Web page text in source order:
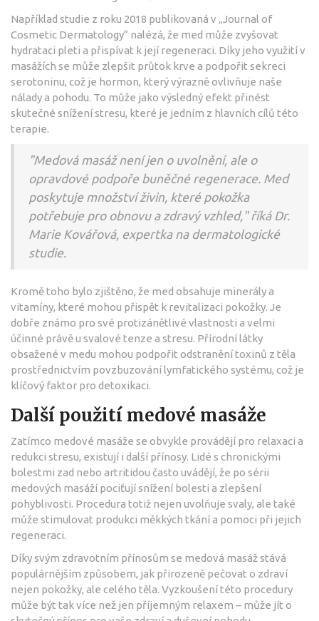
Například studie z roku 2018 publikovaná v „Journal of
Cosmetic Dermatology“ nalézá, že med může zvyšovat
hydrataci pleti a přispívat k její regeneraci. Díky jeho využití v
masážích se může zlepšit průtok krve a podpořit sekreci
serotoninu, což je hormon, který výrazně ovlivňuje naše
nálady a pohodu. To může jako výsledný efekt přinést
skutečné snížení stresu, které je jedním z hlavních cílů této
terapie.
"Medová masáž není jen o uvolnění, ale o
opravdové podpoře buněčné regenerace. Med
poskytuje množství živin, které pokožka
potřebuje pro obnovu a zdravý vzhled," říká Dr.
Marie Kovářová, expertka na dermatologické
studie.
Kromě toho bylo zjištěno, že med obsahuje minerály a
vitamíny, které mohou přispět k revitalizaci pokožky. Je
dobře známo pro své protizánětlivé vlastnosti a velmi
účinné právě u svalové tenze a stresu. Přírodní látky
obsažené v medu mohou podpořit odstranění toxinů z těla
prostřednictvím povzbuzování lymfatického systému, což je
klíčový faktor pro detoxikaci.
Další použití medové masáže
Zatímco medové masáže se obvykle provádějí pro relaxaci a
redukci stresu, existují i další přínosy. Lidé s chronickými
bolestmi zad nebo artritidou často uvádějí, že po sérii
medových masáží pociťují snížení bolesti a zlepšení
pohyblivosti. Procedura totiž nejen uvolňuje svaly, ale také
může stimulovat produkci měkkých tkání a pomoci při jejich
regeneraci.
Díky svým zdravotním přínosům se medová masáž stává
populárnějším způsobem, jak přirozeně pečovat o zdraví
nejen pokožky, ale celého těla. Vyzkoušení této procedury
může být tak více než jen příjemným relaxem – může jít o